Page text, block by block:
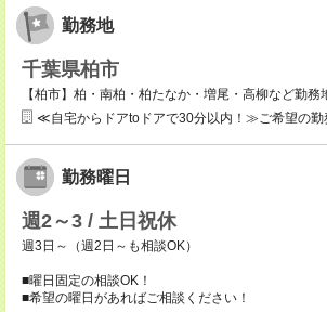
勤務地
千葉県柏市
【柏市】柏・南柏・柏たなか・増尾・高柳など勤務
≪自宅からドアtoドアで30分以内！≫ご希望の勤
勤務曜日
週2～3 / 土日祝休
週3日～（週2日～も相談OK）
■曜日固定の相談OK！
■希望の曜日があればご相談ください！